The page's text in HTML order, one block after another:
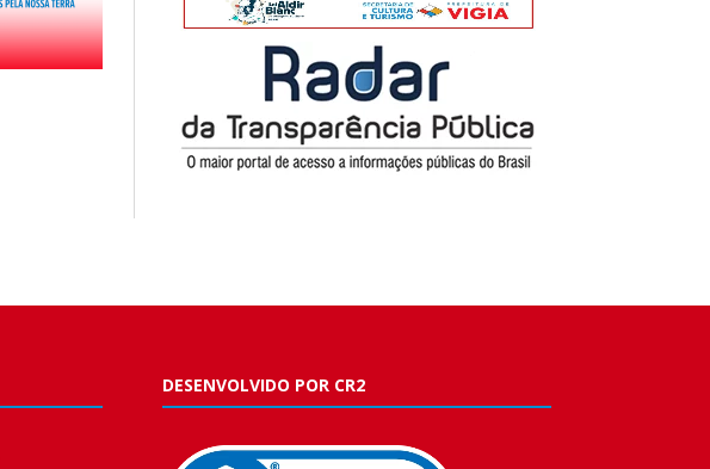
DESENVOLVIDO POR CR2